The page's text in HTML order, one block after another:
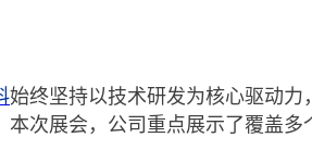
始终坚持以技术研发为核心驱动
本次展会，公司重点展示了覆盖